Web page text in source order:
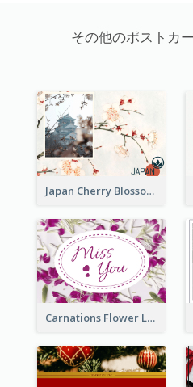
その他のポストカ
Japan Cherry Blossoms Postcard
Carnations Flower Language Postcard